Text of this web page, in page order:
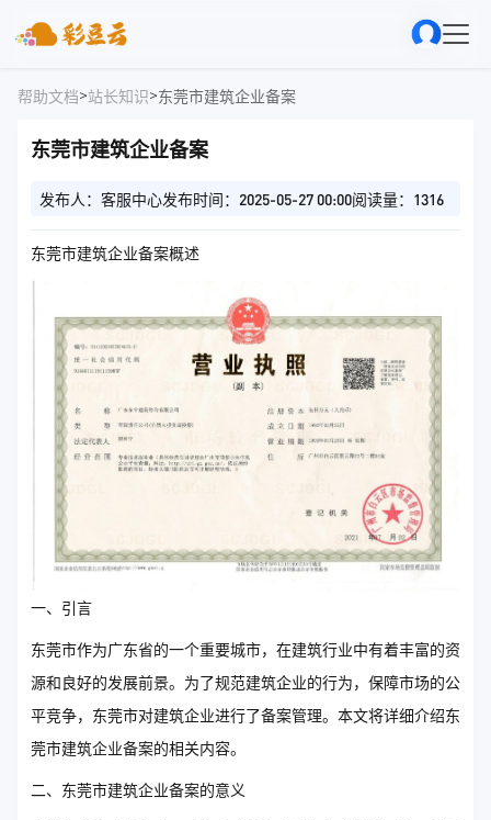
帮助文档>站长知识>东莞市建筑企业备案
东莞市建筑企业备案
发布人：客服中心发布时间：2025-05-27 00:00阅读量：1316
东莞市建筑企业备案概述
一、引言
东莞市作为广东省的一个重要城市，在建筑行业中有着丰富的资
源和良好的发展前景。为了规范建筑企业的行为，保障市场的公
平竞争，东莞市对建筑企业进行了备案管理。本文将详细介绍东
莞市建筑企业备案的相关内容。
二、东莞市建筑企业备案的意义